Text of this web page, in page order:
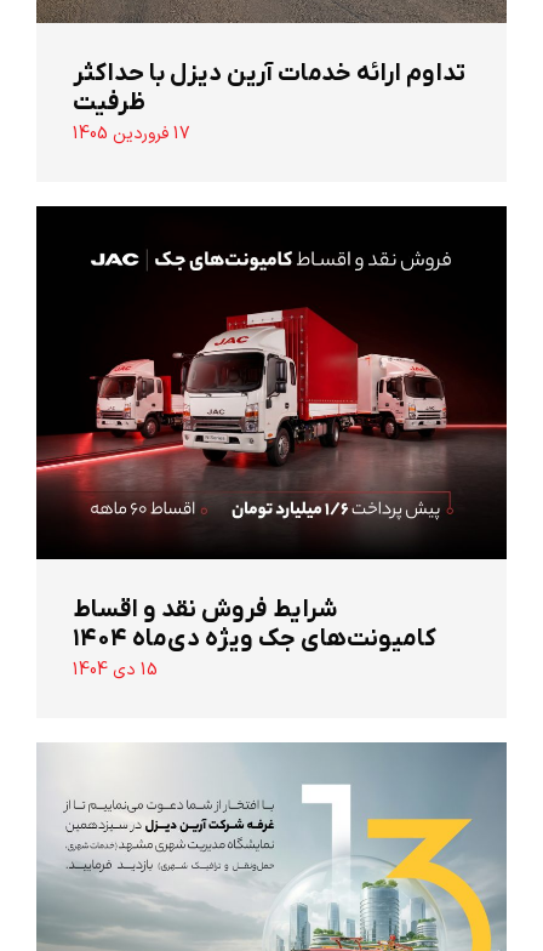
تداوم ارائه خدمات آرین دیزل با حداکثر
ظرفیت
17 فروردین 1405
شرایط فروش نقد و اقساط
کامیونت‌های جک ویژه دی‌ماه ۱۴۰۴
15 دی 1404